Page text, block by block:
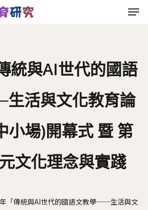
統與AI世代的國語
活與文化教育論
小場)開幕式 暨 第
文化理念與實踐
「傳統與AI世代的國語文教學──生活與文